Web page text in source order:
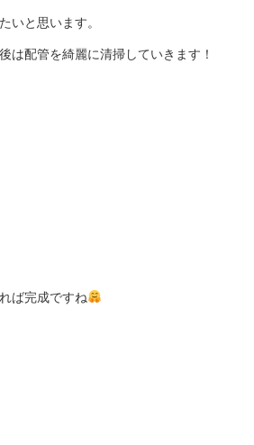
いと思います。
は配管を綺麗に清掃していきます！
ば完成ですね